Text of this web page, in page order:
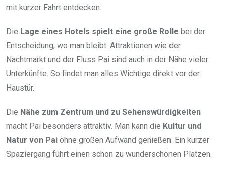
mit kurzer Fahrt entdecken.
Die Lage eines Hotels spielt eine große Rolle bei der
Entscheidung, wo man bleibt. Attraktionen wie der
Nachtmarkt und der Fluss Pai sind auch in der Nähe vieler
Unterkünfte. So findet man alles Wichtige direkt vor der
Haustür.
Die Nähe zum Zentrum und zu Sehenswürdigkeiten
macht Pai besonders attraktiv. Man kann die Kultur und
Natur von Pai ohne großen Aufwand genießen. Ein kurzer
Spaziergang führt einen schon zu wunderschönen Plätzen.